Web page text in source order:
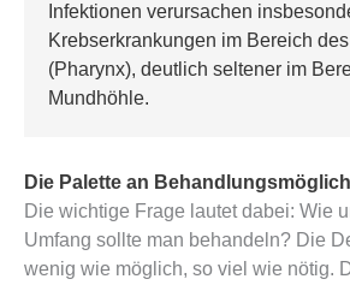
Infektionen verursachen
Krebserkrankungen im Bereich
(Pharynx), deutlich seltener im
Mundhöhle.
Die Palette an
Die wichtige Frage lautet dabei: Wie
Umfang sollte man behandeln? Die
wenig wie möglich, so viel wie nötig.